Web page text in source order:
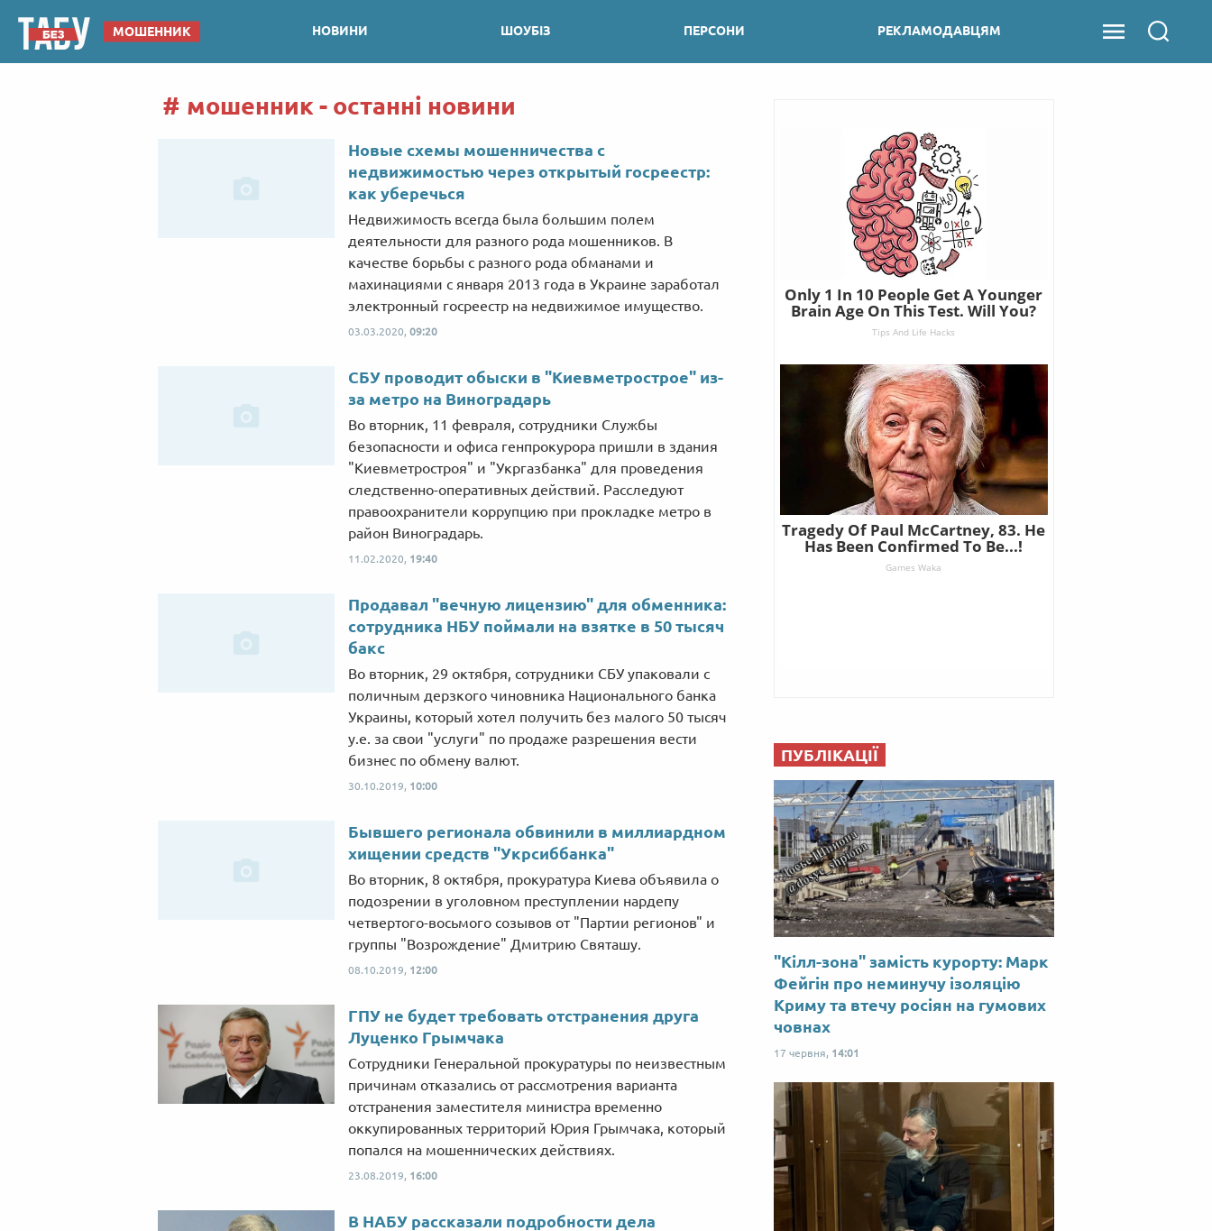
МОШЕННИК НОВИНИ ШОУБІЗ ПЕРСОНИ РЕКЛАМОДАВЦЯМ
мошенник - останні новини
Новые схемы мошенничества с
недвижимостью через открытый госреестр:
как уберечься
Недвижимость всегда была большим полем
деятельности для разного рода мошенников. В
качестве борьбы с разного рода обманами и
махинациями с января 2013 года в Украине заработал
электронный госреестр на недвижимое имущество.
03.03.2020, 09:20
СБУ проводит обыски в "Киевметрострое" из-
за метро на Виноградарь
Во вторник, 11 февраля, сотрудники Службы
безопасности и офиса генпрокурора пришли в здания
"Киевметростроя" и "Укргазбанка" для проведения
следственно-оперативных действий. Расследуют
правоохранители коррупцию при прокладке метро в
район Виноградарь.
11.02.2020, 19:40
Продавал "вечную лицензию" для обменника:
сотрудника НБУ поймали на взятке в 50 тысяч
бакс
Во вторник, 29 октября, сотрудники СБУ упаковали с
поличным дерзкого чиновника Национального банка
Украины, который хотел получить без малого 50 тысяч
у.е. за свои "услуги" по продаже разрешения вести
бизнес по обмену валют.
30.10.2019, 10:00
Бывшего регионала обвинили в миллиардном
хищении средств "Укрсиббанка"
Во вторник, 8 октября, прокуратура Киева объявила о
подозрении в уголовном преступлении нардепу
четвертого-восьмого созывов от "Партии регионов" и
группы "Возрождение" Дмитрию Святашу.
08.10.2019, 12:00
ГПУ не будет требовать отстранения друга
Луценко Грымчака
Сотрудники Генеральной прокуратуры по неизвестным
причинам отказались от рассмотрения варианта
отстранения заместителя министра временно
оккупированных территорий Юрия Грымчака, который
попался на мошеннических действиях.
23.08.2019, 16:00
В НАБУ рассказали подробности дела
ПУБЛІКАЦІЇ
"Кілл-зона" замість курорту: Марк
Фейгін про неминучу ізоляцію
Криму та втечу росіян на гумових
човнах
17 червня, 14:01